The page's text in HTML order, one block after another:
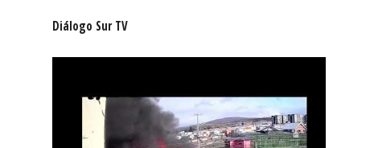
Diálogo Sur TV